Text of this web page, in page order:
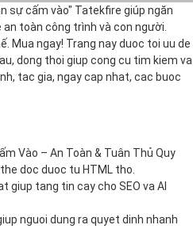
sự cấm vào" Tatekfire giúp ngăn
toàn công trình và con người.
Mua ngay! Trang nay duoc toi uu de
dong thoi giup cong cu tim kiem va
tac gia, ngay cap nhat, cac buoc
Vào – An Toàn & Tuân Thủ Quy
doc duoc tu HTML tho.
giup tang tin cay cho SEO va AI
nguoi dung ra quyet dinh nhanh